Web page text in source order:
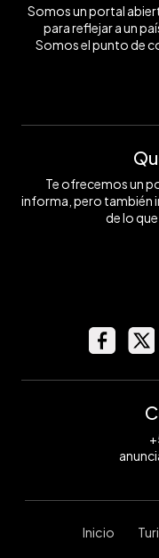
Somos un portal
para reflejar a un
Somos el punto de
Te ofrecemos un
informa, pero también
de lo
Inicio